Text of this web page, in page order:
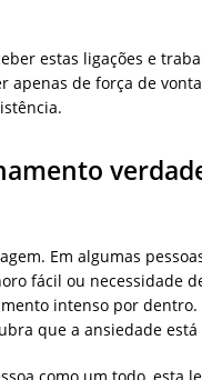
estas ligações e
apenas de força de
Em algumas
fácil ou necessidade
intenso por
que a ansiedade